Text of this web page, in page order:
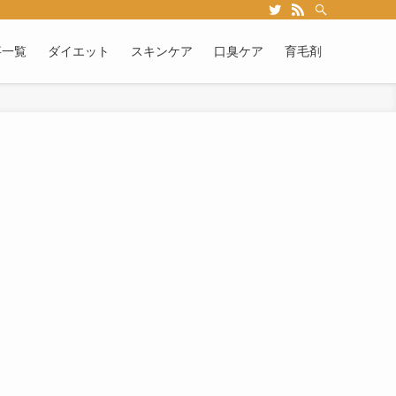
覧 ダイエット スキンケア 口臭ケア 育毛剤